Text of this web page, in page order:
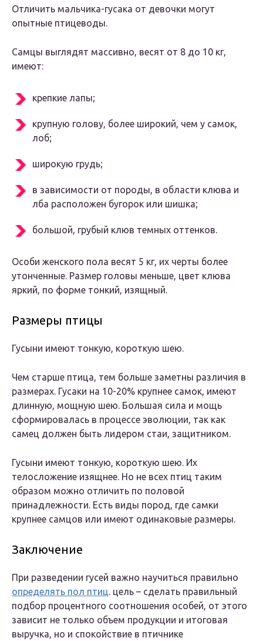
Отличить мальчика-гусака от девочки могут
опытные птицеводы.
Самцы выглядят массивно, весят от 8 до 10 кг,
имеют:
крепкие лапы;
крупную голову, более широкий, чем у самок,
лоб;
широкую грудь;
в зависимости от породы, в области клюва и
лба расположен бугорок или шишка;
большой, грубый клюв темных оттенков.
Особи женского пола весят 5 кг, их черты более
утонченные. Размер головы меньше, цвет клюва
яркий, по форме тонкий, изящный.
Размеры птицы
Гусыни имеют тонкую, короткую шею.
Чем старше птица, тем больше заметны различия в
размерах. Гусаки на 10-20% крупнее самок, имеют
длинную, мощную шею. Большая сила и мощь
сформировалась в процессе эволюции, так как
самец должен быть лидером стаи, защитником.
Гусыни имеют тонкую, короткую шею. Их
телосложение изящнее. Но не всех птиц таким
образом можно отличить по половой
принадлежности. Есть виды пород, где самки
крупнее самцов или имеют одинаковые размеры.
Заключение
При разведении гусей важно научиться правильно
определять пол птиц. цель – сделать правильный
подбор процентного соотношения особей, от этого
зависит не только объем продукции и итоговая
выручка, но и спокойствие в птичнике